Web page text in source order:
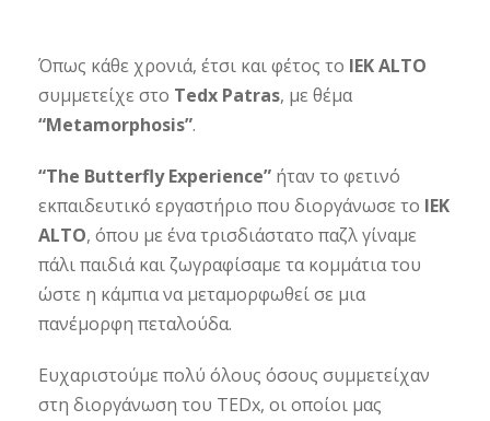
Όπως κάθε χρονιά, έτσι και φέτος το ΙΕΚ ALTO
συμμετείχε στο Tedx Patras, με θέμα
“Metamorphosis”.
“The Butterfly Experience” ήταν το φετινό
εκπαιδευτικό εργαστήριο που διοργάνωσε το ΙΕΚ
ALTO, όπου με ένα τρισδιάστατο παζλ γίναμε
πάλι παιδιά και ζωγραφίσαμε τα κομμάτια του
ώστε η κάμπια να μεταμορφωθεί σε μια
πανέμορφη πεταλούδα.
Ευχαριστούμε πολύ όλους όσους συμμετείχαν
στη διοργάνωση του TEDx, οι οποίοι μας